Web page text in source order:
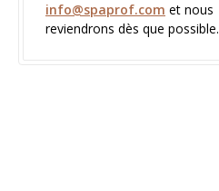
info@spaprof.com et nous
reviendrons dès que possible.